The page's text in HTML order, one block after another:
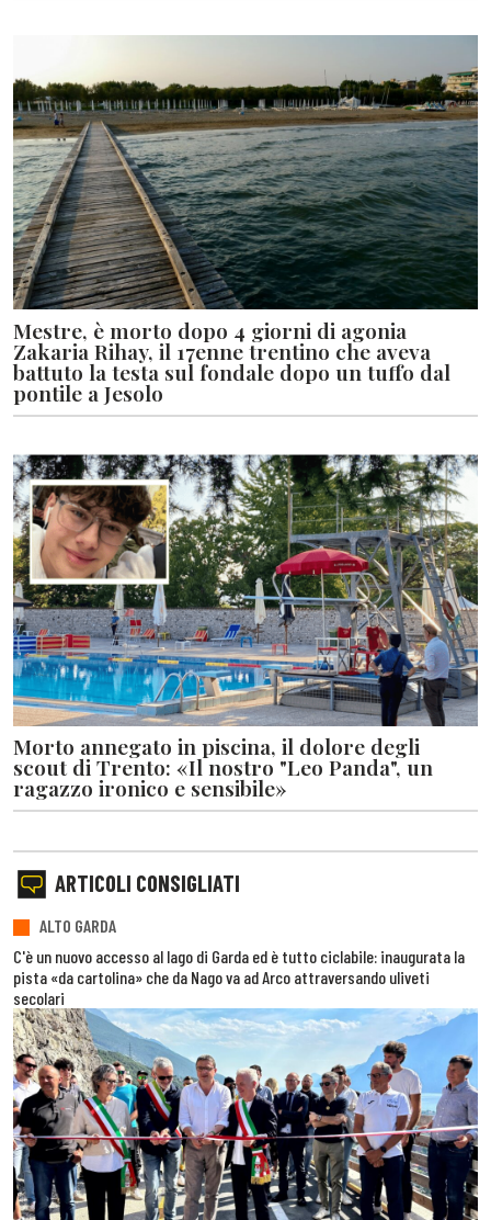
Mestre, è morto dopo 4 giorni di agonia
Zakaria Rihay, il 17enne trentino che aveva
battuto la testa sul fondale dopo un tuffo dal
pontile a Jesolo
Morto annegato in piscina, il dolore degli
scout di Trento: «Il nostro "Leo Panda", un
ragazzo ironico e sensibile»
ARTICOLI CONSIGLIATI
ALTO GARDA
C'è un nuovo accesso al lago di Garda ed è tutto ciclabile: inaugurata la
pista «da cartolina» che da Nago va ad Arco attraversando uliveti
secolari